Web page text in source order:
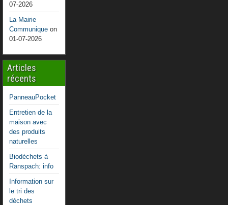
07-2026
La Mairie
Communique on
01-07-2026
Articles
récents
PanneauPocket
Entretien de la
maison avec
des produits
naturelles
Biodéchets à
Ranspach: info
Information sur
le tri des
déchets